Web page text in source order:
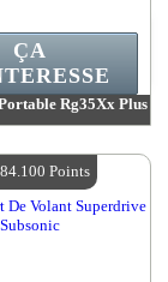
Rg35Xx Plus
Disponible :4
ÇA
Points